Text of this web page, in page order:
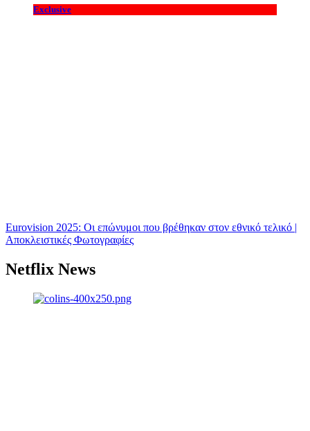
Exclusive
Eurovision 2025: Οι επώνυμοι που βρέθηκαν στον εθνικό τελικό |
Αποκλειστικές Φωτογραφίες
Netflix News